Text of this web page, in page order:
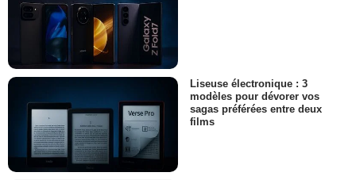
Liseuse électronique : 3
modèles pour dévorer vos
sagas préférées entre deux
films